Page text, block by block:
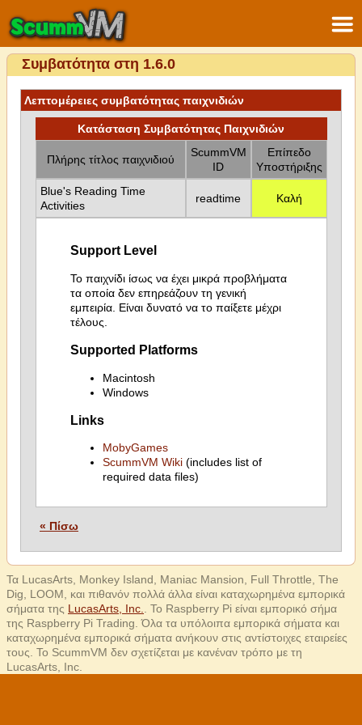
Συμβατότητα στη 1.6.0
Λεπτομέρειες συμβατότητας παιχνιδιών
Κατάσταση Συμβατότητας Παιχνιδιών
Πλήρης τίτλος παιχνιδιού
ScummVM
ID
Επίπεδο
Υποστήριξης
Blue's Reading Time
Activities
readtime Καλή
Support Level
Το παιχνίδι ίσως να έχει μικρά προβλήματα
τα οποία δεν επηρεάζουν τη γενική
εμπειρία. Είναι δυνατό να το παίξετε μέχρι
τέλους.
Supported Platforms
Macintosh
Windows
Links
MobyGames
ScummVM Wiki(includes list of
required data files)
« Πίσω
Τα LucasArts, Monkey Island, Maniac Mansion, Full Throttle, The
Dig, LOOM, και πιθανόν πολλά άλλα είναι καταχωρημένα εμπορικά
σήματα της LucasArts, Inc.
. Το Raspberry Pi είναι εμπορικό σήμα
της Raspberry Pi Trading. Όλα τα υπόλοιπα εμπορικά σήματα και
καταχωρημένα εμπορικά σήματα ανήκουν στις αντίστοιχες εταιρείες
τους. Το ScummVM δεν σχετίζεται με κανέναν τρόπο με τη
LucasArts, Inc.